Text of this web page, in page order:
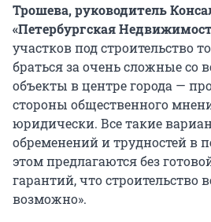
Трошева, руководитель
«Петербургская
участков под строительство
браться за очень сложные со
объекты в центре города —
стороны общественного
юридически. Все такие
обременений и трудностей в
этом предлагаются без
гарантий, что строительство
возможно».